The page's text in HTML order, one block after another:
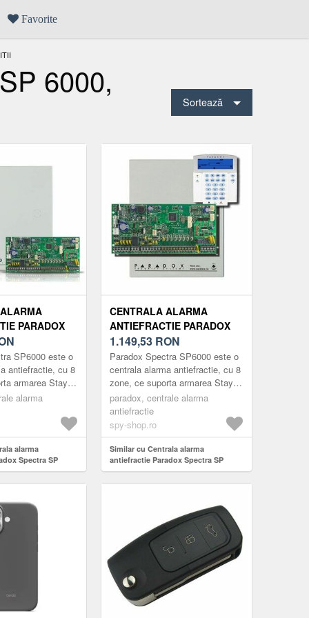
Favorite
6000,
Sortează
PARADOX
6000+K32+
SP6000 este o
antiefractie, cu 8
armarea StayD
Extensibila pana
alarma
alarma
Spectra SP
CENTRALA ALARMA
ANTIEFRACTIE PARADOX
SPECTRA SP 6000+K35
1.149,53 RON
Paradox Spectra SP6000 este o
centrala alarma antiefractie, cu 8
zone, ce suporta armarea StayD
pe bus cu 4 fire. Extensibila pana
la 32 de zone, c...
paradox, centrale alarma
antiefractie
spy-shop.ro
Similar cu Centrala alarma
antiefractie Paradox Spectra SP
6000+K35